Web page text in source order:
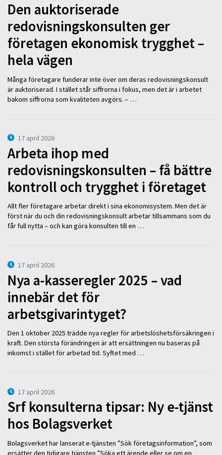
Den auktoriserade
redovisningskonsulten ger
företagen ekonomisk trygghet –
hela vägen
Många företagare funderar inte över om deras redovisningskonsult
är auktoriserad. I stället står siffrorna i fokus, men det är i arbetet
bakom siffrorna som kvaliteten avgörs. – …
17 april 2026
Arbeta ihop med
redovisningskonsulten – få bättre
kontroll och trygghet i företaget
Allt fler företagare arbetar direkt i sina ekonomisystem. Men det är
först när du och din redovisningskonsult arbetar tillsammans som du
får full nytta – och kan göra konsulten till en …
17 april 2026
Nya a-kasseregler 2025 – vad
innebär det för
arbetsgivarintyget?
Den 1 oktober 2025 trädde nya regler för arbetslöshetsförsäkringen i
kraft. Den största förändringen är att ersättningen nu baseras på
inkomst i stället för arbetad tid. Syftet med …
17 april 2026
Srf konsulterna tipsar: Ny e-tjänst
hos Bolagsverket
Bolagsverket har lanserat e-tjänsten ”Sök företagsinformation”, som
ersätter den tidigare tjänsten ”Söka ett ärende eller se om en